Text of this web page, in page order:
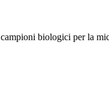
biologici per la